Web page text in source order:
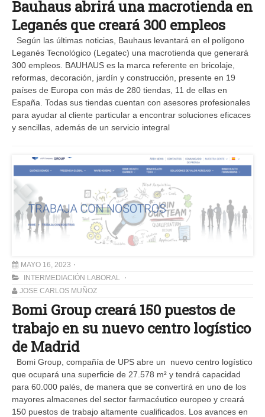
Bauhaus abrirá una macrotienda en
Leganés que creará 300 empleos
Según las últimas noticias, Bauhaus levantará en el polígono
Leganés Tecnológico (Legatec) una macrotienda que generará
300 empleos. BAUHAUS es la marca referente en bricolaje,
reformas, decoración, jardín y construcción, presente en 19
países de Europa con más de 280 tiendas, 11 de ellas en
España. Todas sus tiendas cuentan con asesores profesionales
para ayudar al cliente particular a encontrar soluciones eficaces
y sencillas, además de un servicio integral
MAYO 16, 2023
INTERMEDIACIÓN LABORAL
JOSE CARLOS MUÑOZ
Bomi Group creará 150 puestos de
trabajo en su nuevo centro logístico
de Madrid
Bomi Group, compañía de UPS abre un nuevo centro logístico
que ocupará una superficie de 27.578 m² y tendrá capacidad
para 60.000 palés, de manera que se convertirá en uno de los
mayores almacenes del sector farmacéutico europeo y creará
150 puestos de trabajo altamente cualificados. Los avances en